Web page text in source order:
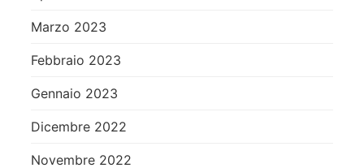
Marzo 2023
Febbraio 2023
Gennaio 2023
Dicembre 2022
Novembre 2022